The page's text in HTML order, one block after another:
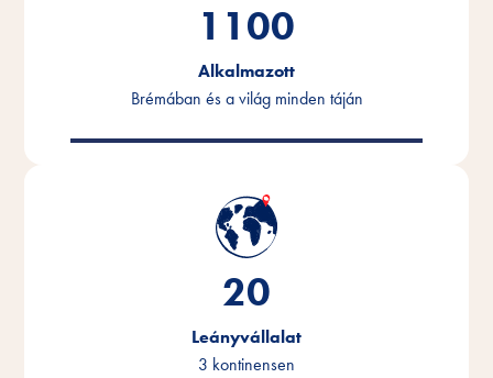
1100
Alkalmazott
Brémában és a világ minden táján
20
Leányvállalat
3 kontinensen